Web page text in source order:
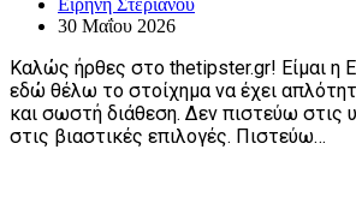
Ειρήνη Στεριανού
30 Μαΐου 2026
Καλώς ήρθες στο thetipster.gr! Είμαι η
εδώ θέλω το στοίχημα να έχει
και σωστή διάθεση. Δεν πιστεύω στις
στις βιαστικές επιλογές. Πιστεύω…